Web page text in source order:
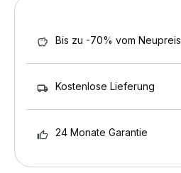
Bis zu -70% vom Neupreis
Kostenlose Lieferung
24 Monate Garantie